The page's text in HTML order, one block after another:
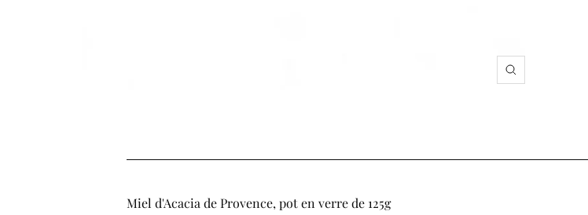
Zoom
Miel d'Acacia de Provence, pot en verre de 125g